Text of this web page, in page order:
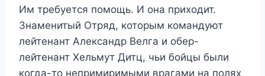
Им требуется помощь. И она приходит.
Знаменитый Отряд, которым командуют
лейтенант Александр Велга и обер-
лейтенант Хельмут Дитц, чьи бойцы были
когда-то непримиримыми врагами на полях